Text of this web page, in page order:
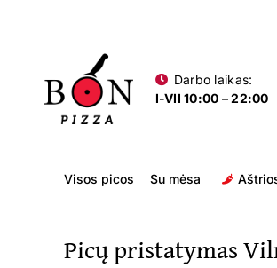
Darbo laikas:
I-VII 10:00 – 22:00
Visos picos Su mėsa
Picų pristatymas